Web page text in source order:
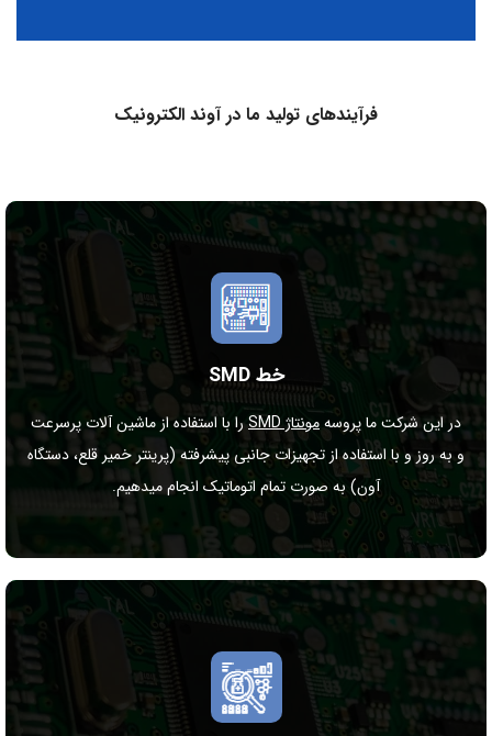
فرآیندهای تولید ما در آوند الکترونیک
خط SMD
در این شرکت ما پروسهمونتاژ SMD
را با استفاده از ماشین آلات پرسرعت
و به روز و با استفاده از تجهیزات جانبی پیشرفته (پرینتر خمیر قلع، دستگاه
آون) به صورت تمام اتوماتیک انجام میدهیم.